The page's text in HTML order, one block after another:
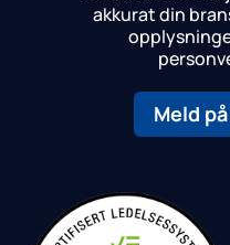
akkurat din
Meld